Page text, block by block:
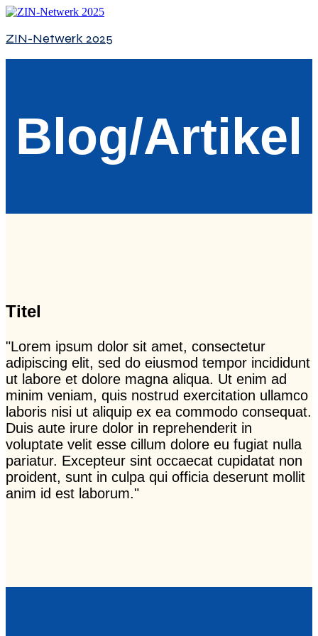
ZIN-Netwerk 2025
Blog/Artikel
Titel
"Lorem ipsum dolor sit amet, consectetur
adipiscing elit, sed do eiusmod tempor incididunt
ut labore et dolore magna aliqua. Ut enim ad
minim veniam, quis nostrud exercitation ullamco
laboris nisi ut aliquip ex ea commodo consequat.
Duis aute irure dolor in reprehenderit in
voluptate velit esse cillum dolore eu fugiat nulla
pariatur. Excepteur sint occaecat cupidatat non
proident, sunt in culpa qui officia deserunt mollit
anim id est laborum."